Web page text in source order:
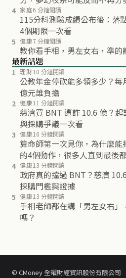
4 家庭6 分鐘閱讀
115分科測驗成績公布後：落
4個期限一次看
5 健康7 分鐘閱讀
教你看手相，男左女右，準
最新話題
1 理財10 分鐘閱讀
公教年金停砍能多領多少？
億元誰負擔
2 健康11 分鐘閱讀
慈濟買 BNT 遭詐 10.6 億？
與採購爭議一次看
3 健康16 分鐘閱讀
算命師第一次見你，為什麼能
的4個動作，很多人直到最後
4 健康13 分鐘閱讀
政府真的擋過 BNT？慈濟
採購門檻與證據
5 健康13 分鐘閱讀
手相老師都在講「男左女右
嗎？
© CMoney 全曜財經資訊股份有限公司